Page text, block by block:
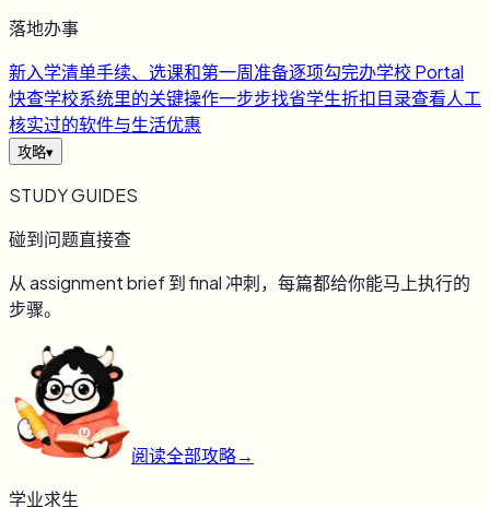
落地办事
新入学清单手续、选课和第一周准备逐项勾完办学校 Portal
快查学校系统里的关键操作一步步找省学生折扣目录查看人工
核实过的软件与生活优惠
攻略▾
STUDY GUIDES
碰到问题直接查
从 assignment brief 到 final 冲刺，每篇都给你能马上执行的
步骤。
阅读全部攻略→
学业求生